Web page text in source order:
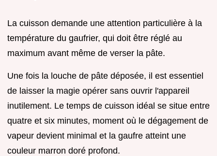
La cuisson demande une attention particulière à la
température du gaufrier, qui doit être réglé au
maximum avant même de verser la pâte.
Une fois la louche de pâte déposée, il est essentiel
de laisser la magie opérer sans ouvrir l'appareil
inutilement. Le temps de cuisson idéal se situe entre
quatre et six minutes, moment où le dégagement de
vapeur devient minimal et la gaufre atteint une
couleur marron doré profond.